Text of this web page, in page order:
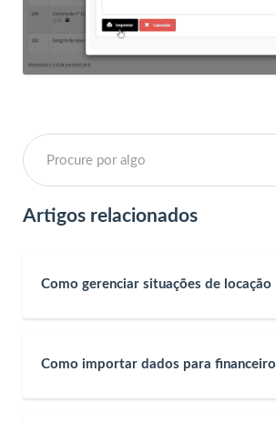
Artigos relacionados
Como gerenciar situações de locação
Como importar dados para financeiro